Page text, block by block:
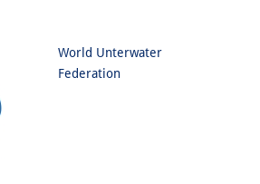
World Unterwater
Federation